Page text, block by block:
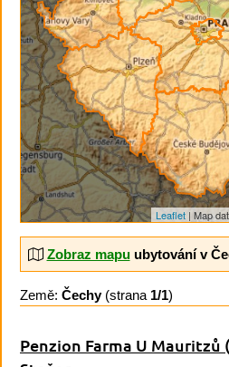
Leaflet | Map
Zobraz mapuubytování v
Země: Čechy(strana 1/1)
Penzion Farma U Mauritzů